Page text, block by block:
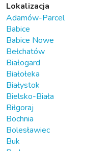
Lokalizacja
Adamów-Parcel
Babice
Babice Nowe
Bełchatów
Białogard
Białołeka
Białystok
Bielsko-Biała
Biłgoraj
Bochnia
Bolesławiec
Buk